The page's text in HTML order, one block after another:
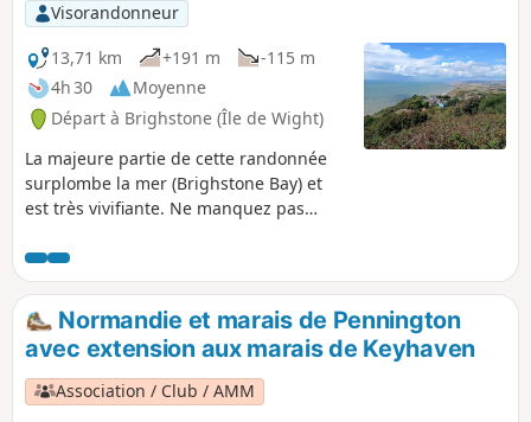
Visorandonneur
13,71 km
+191 m
-115 m
4h 30
Moyenne
Départ à Brighstone (Île de Wight)
La majeure partie de cette randonnée
surplombe la mer (Brighstone Bay) et
est très vivifiante. Ne manquez pas
étroite mais profonde et sombre. La fin
de la randonnée surplombe St
Catherine's Point. Il s'agit de la
troisième d'une série de six randonnées
qui vous feront faire le tour de l'île de
Wight d'ouest en est sur le sentier
côtier.
Normandie et marais de Pennington
avec extension aux marais de Keyhaven
Association / Club / AMM